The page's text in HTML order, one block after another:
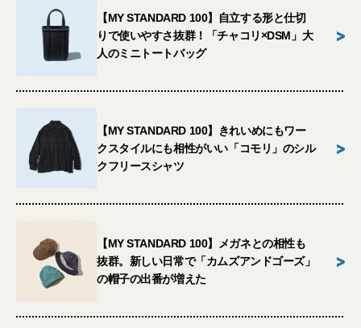
【MY STANDARD 100】自立する形と仕切
りで使いやすさ抜群！「チャコリ×DSM」大
人のミニトートバッグ
>
【MY STANDARD 100】きれいめにもワー
クスタイルにも相性がいい「コモリ」のシル
クフリースシャツ
>
【MY STANDARD 100】メガネとの相性も
抜群。新しい日常で「カムズアンドゴーズ」
の帽子の出番が増えた
>